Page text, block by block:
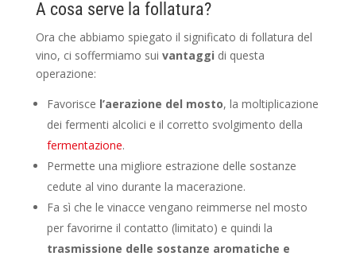
A cosa serve la follatura?
Ora che abbiamo spiegato il significato di follatura del
vino, ci soffermiamo sui vantaggi di questa
operazione:
Favorisce l’aerazione del mosto, la moltiplicazione
dei fermenti alcolici e il corretto svolgimento della
fermentazione.
Permette una migliore estrazione delle sostanze
cedute al vino durante la macerazione.
Fa sì che le vinacce vengano reimmerse nel mosto
per favorirne il contatto (limitato) e quindi la
trasmissione delle sostanze aromatiche e